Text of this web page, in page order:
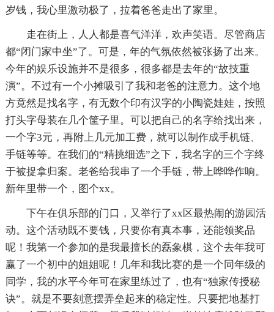
岁钱，我心里激动极了，拉着爸爸走出了家里。
走在街上，人人都是喜气洋洋，欢声笑语。尽管商店
都“闭门家中坐”了。可是，年的气氛依然被张扬了出来。
今年的娱乐设施并不是很多，很多都是去年的“故技重
演”。不过有一个小摊吸引了我和老爸的注意力。这个地
方竟然是找名字，有无数个印有汉字的小陶瓷娃娃，按照
打头字母装在几个筐子里。可以把自己的名字给找出来，
一个字3元，再附上几元加工费，就可以制作成手机链、
手链等等。在我们的“精挑细选”之下，我名字的三个字终
于被捉拿归案。老爸给我串了一个手链，带上哗哗作响。
新年里带一个，图个xx。
下午在俱乐部的门口，又举行了xx区最热闹的游园活
动。这个活动既不要钱，只要你有真本事，还能领奖品
呢！我第一个参加的是我最擅长的磊象棋，这个去年我可
赢了一个初中的姐姐呢！几年和我比赛的是一个同年级的
同学，我的水平今年可在家里练过了，也有“独家传授秘
诀”。就是不要刻意摆弄垒起来的稳定性。只要把地基打